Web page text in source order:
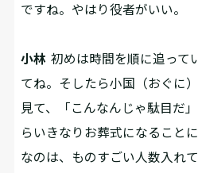
ですね。やはり役者がいい。
小林 初めは時間を順に追って
てね。そしたら小国（おぐに
見て、「こんなんじゃ駄目だ
らいきなりお葬式になること
なのは、ものすごい人数入れ